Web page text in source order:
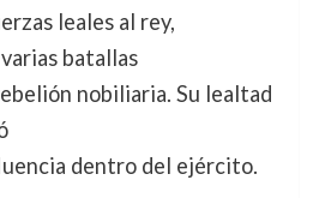
leales al rey,
batallas
nobiliaria. Su lealtad
dentro del ejército.